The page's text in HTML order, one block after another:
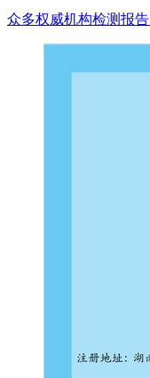
众多权威机构检测报告